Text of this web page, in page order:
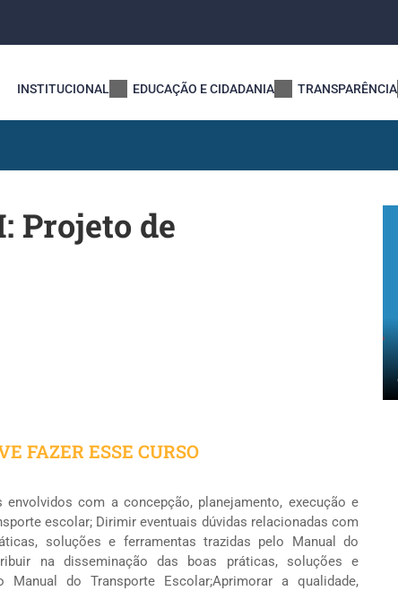
INSTITUCIONAL EDUCAÇÃO E CIDADANIA TRANSPARÊNCIA
Projeto de
FAZER ESSE CURSO
com a concepção, planejamento, execução e
escolar; Dirimir eventuais dúvidas relacionadas com
soluções e ferramentas trazidas pelo Manual do
na disseminação das boas práticas, soluções e
Manual do Transporte Escolar;Aprimorar a qualidade,